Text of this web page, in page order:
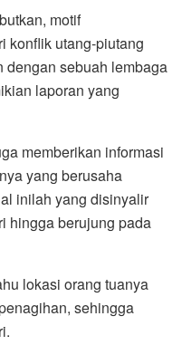
motif
konflik utang-piutang
dengan sebuah lembaga
laporan yang
memberikan informasi
yang berusaha
inilah yang disinyalir
hingga berujung pada
lokasi orang tuanya
sehingga